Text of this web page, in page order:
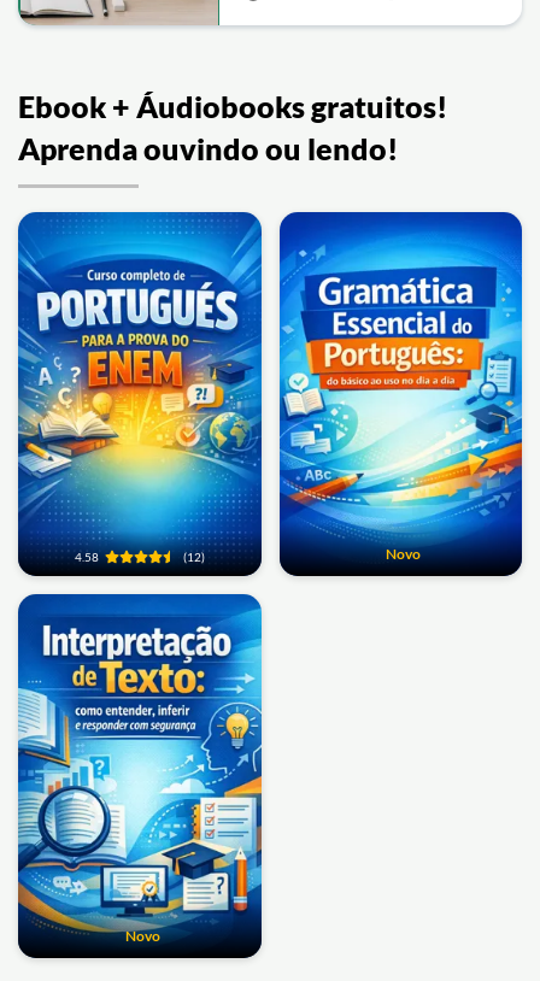
Ebook + Áudiobooks gratuitos!
Aprenda ouvindo ou lendo!
4.58 (12) Novo
Novo